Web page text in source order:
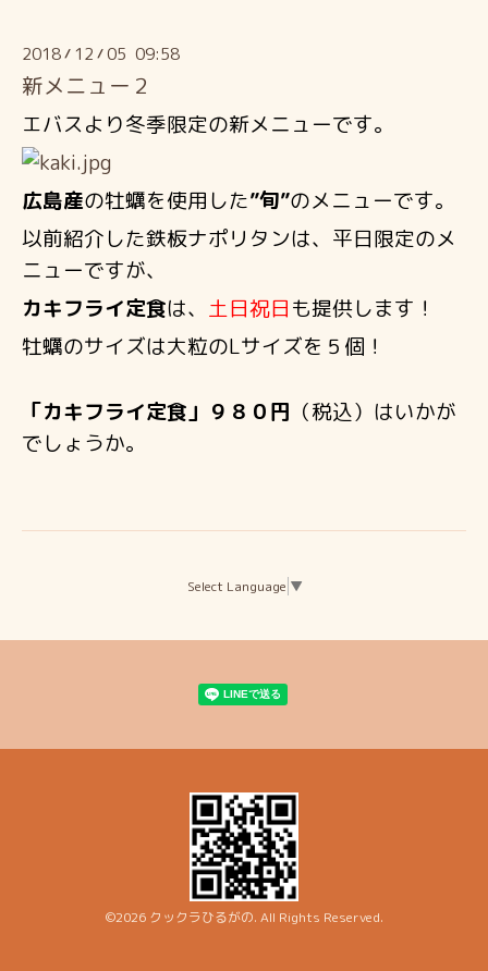
2018/ 12 /05 09:58
新メニュー２
エバスより冬季限定の新メニューです。
広島産の牡蠣を使用した”旬”のメニューです。
以前紹介した鉄板ナポリタンは、平日限定のメ
ニューですが、
カキフライ定食は、 土日祝日も提供します！
牡蠣のサイズは大粒のLサイズを５個！
「カキフライ定食」９８０円 （税込）はいかが
でしょうか。
Select Language ▼
©2026 クックラひるがの. All Rights Reserved.